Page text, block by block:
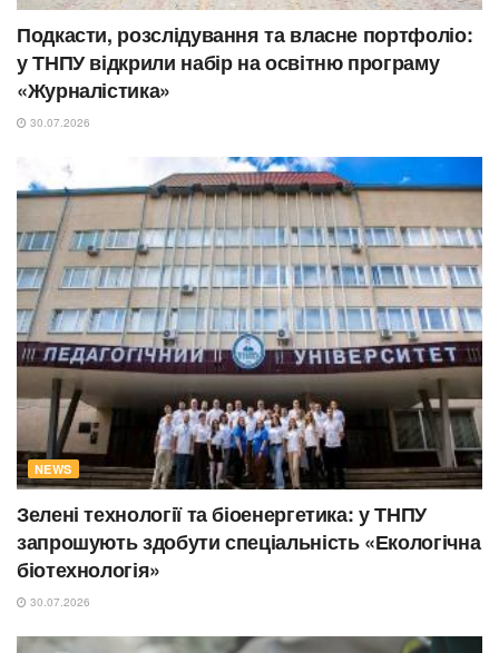
Подкасти, розслідування та власне портфоліо:
у ТНПУ відкрили набір на освітню програму
«Журналістика»
30.07.2026
NEWS
Зелені технології та біоенергетика: у ТНПУ
запрошують здобути спеціальність «Екологічна
біотехнологія»
30.07.2026